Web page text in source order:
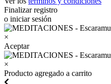
Finalizar registro
o iniciar sesión
×
Aceptar
×
Producto agregado a carrito